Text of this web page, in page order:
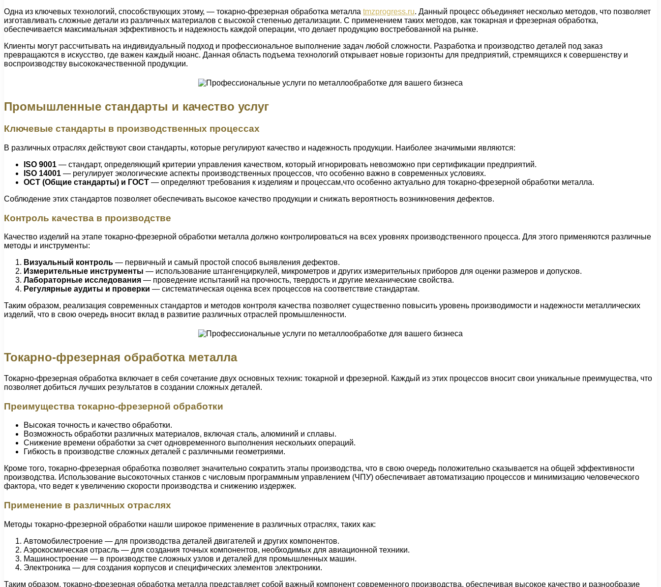
Одна из ключевых технологий, способствующих этому, — токарно-фрезерная обработка металла tmzprogress.ru. Данный процесс объединяет несколько методов, что позволяет
изготавливать сложные детали из различных материалов с высокой степенью детализации. С применением таких методов, как токарная и фрезерная обработка,
обеспечивается максимальная эффективность и надежность каждой операции, что делает продукцию востребованной на рынке.
Клиенты могут рассчитывать на индивидуальный подход и профессиональное выполнение задач любой сложности. Разработка и производство деталей под заказ
превращаются в искусство, где важен каждый нюанс. Данная область подъема технологий открывает новые горизонты для предприятий, стремящихся к совершенству и
воспроизводству высококачественной продукции.
Промышленные стандарты и качество услуг
Ключевые стандарты в производственных процессах
В различных отраслях действуют свои стандарты, которые регулируют качество и надежность продукции. Наиболее значимыми являются:
ISO 9001 — стандарт, определяющий критерии управления качеством, который игнорировать невозможно при сертификации предприятий.
ISO 14001 — регулирует экологические аспекты производственных процессов, что особенно важно в современных условиях.
ОСТ (Общие стандарты) и ГОСТ — определяют требования к изделиям и процессам,что особенно актуально для токарно-фрезерной обработки металла.
Соблюдение этих стандартов позволяет обеспечивать высокое качество продукции и снижать вероятность возникновения дефектов.
Контроль качества в производстве
Качество изделий на этапе токарно-фрезерной обработки металла должно контролироваться на всех уровнях производственного процесса. Для этого применяются различные
методы и инструменты:
Визуальный контроль — первичный и самый простой способ выявления дефектов.
Измерительные инструменты — использование штангенциркулей, микрометров и других измерительных приборов для оценки размеров и допусков.
Лабораторные исследования — проведение испытаний на прочность, твердость и другие механические свойства.
Регулярные аудиты и проверки — систематическая оценка всех процессов на соответствие стандартам.
Таким образом, реализация современных стандартов и методов контроля качества позволяет существенно повысить уровень производимости и надежности металлических
изделий, что в свою очередь вносит вклад в развитие различных отраслей промышленности.
Токарно-фрезерная обработка металла
Токарно-фрезерная обработка включает в себя сочетание двух основных техник: токарной и фрезерной. Каждый из этих процессов вносит свои уникальные преимущества, что
позволяет добиться лучших результатов в создании сложных деталей.
Преимущества токарно-фрезерной обработки
Высокая точность и качество обработки.
Возможность обработки различных материалов, включая сталь, алюминий и сплавы.
Снижение времени обработки за счет одновременного выполнения нескольких операций.
Гибкость в производстве сложных деталей с различными геометриями.
Кроме того, токарно-фрезерная обработка позволяет значительно сократить этапы производства, что в свою очередь положительно сказывается на общей эффективности
производства. Использование высокоточных станков с числовым программным управлением (ЧПУ) обеспечивает автоматизацию процессов и минимизацию человеческого
фактора, что ведет к увеличению скорости производства и снижению издержек.
Применение в различных отраслях
Методы токарно-фрезерной обработки нашли широкое применение в различных отраслях, таких как:
Автомобилестроение — для производства деталей двигателей и других компонентов.
Аэрокосмическая отрасль — для создания точных компонентов, необходимых для авиационной техники.
Машиностроение — в производстве сложных узлов и деталей для промышленных машин.
Электроника — для создания корпусов и специфических элементов электроники.
Таким образом, токарно-фрезерная обработка металла представляет собой важный компонент современного производства, обеспечивая высокое качество и разнообразие